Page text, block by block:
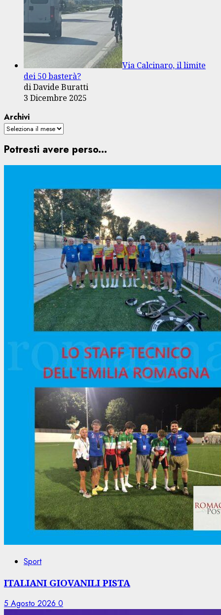
Via Calcinaro, il limite
dei 50 basterà?
di Davide Buratti
3 Dicembre 2025
Archivi
Potresti avere perso...
Sport
ITALIANI GIOVANILI PISTA
5 Agosto 2026 0